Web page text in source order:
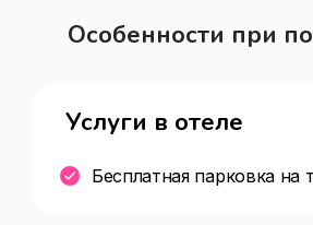
Особенности при
Услуги в отеле
Бесплатная парковка на